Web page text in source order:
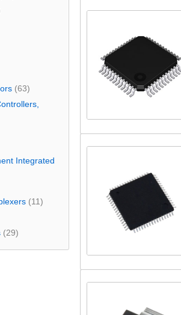
(63)
Integrated
(11)
(29)